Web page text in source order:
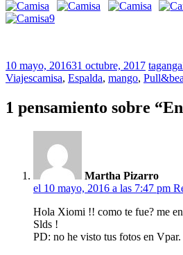
10 mayo, 201631 octubre, 2017
Viajescamisa, Espalda, mango,
1 pensamiento sobre “
Martha Pizarro
el 10 mayo, 2016 a las 7:47 pm
Hola Xiomi !! como te fue? me
Slds !
PD: no he visto tus fotos en Vpar.